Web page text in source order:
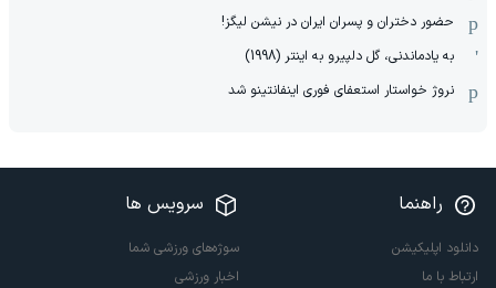
حضور دختران و پسران ایران در نیشن لیگز!
به یادماندنی، گل دلپیرو به اینتر (1998)
نروژ خواستار استعفای فوری اینفانتینو شد
راهنما
دانلود اپلیکیشن
ارتباط با ما
سرویس ها
سوژه‌های ورزشی شما
اخبار ورزشی